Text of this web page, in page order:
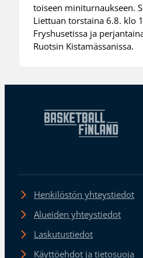
toiseen miniturnaukseen.
Liettuan torstaina 6.8. klo
Fryshusetissa ja
Ruotsin Kistamässanissa.
Henkilöstön yhteystiedot
Alueiden yhteystiedot
Laskutustiedot
Käyttöehdot ja tietosuoja